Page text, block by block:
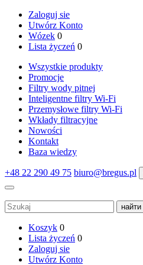
Zaloguj sie
Utwórz Konto
Wózek 0
Lista życzeń 0
Wszystkie produkty
Promocje
Filtry wody pitnej
Inteligentne filtry Wi-Fi
Przemysłowe filtry Wi-Fi
Wkłady filtracyjne
Nowości
Kontakt
Baza wiedzy
+48 22 290 49 75 biuro@bregus.pl
Koszyk 0
Lista życzeń 0
Zaloguj sie
Utwórz Konto